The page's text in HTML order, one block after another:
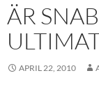
ÄR
APRIL 22, 2010